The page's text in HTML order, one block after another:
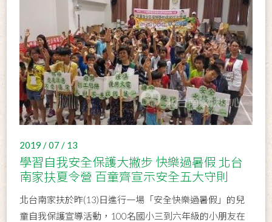
2019 / 07 / 13
學習自我安全保護大撇步 快樂過暑假 北台
南家扶夏令營 百童齊宣示安全五大守則
北台南家扶於昨(13)日進行一場「安全快樂過暑假」的兒
童自我保護宣導活動，100名國小三到六年級的小朋友在